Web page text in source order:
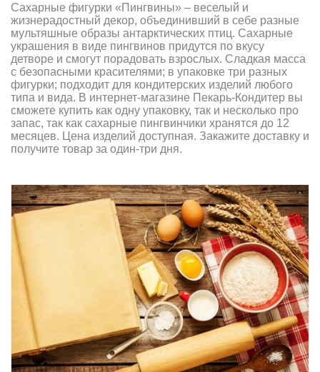
Сахарные фигурки «Пингвины» – веселый и
жизнерадостный декор, объединивший в себе разные
мультяшные образы антарктических птиц. Сахарные
украшения в виде пингвинов придутся по вкусу
детворе и смогут порадовать взрослых. Сладкая масса
с безопасными красителями; в упаковке три разных
фигурки; подходит для кондитерских изделий любого
типа и вида. В интернет-магазине Пекарь-Кондитер вы
сможете купить как одну упаковку, так и несколько про
запас, так как сахарные пингвинчики хранятся до 12
месяцев. Цена изделий доступная. Закажите доставку и
получите товар за один-три дня.